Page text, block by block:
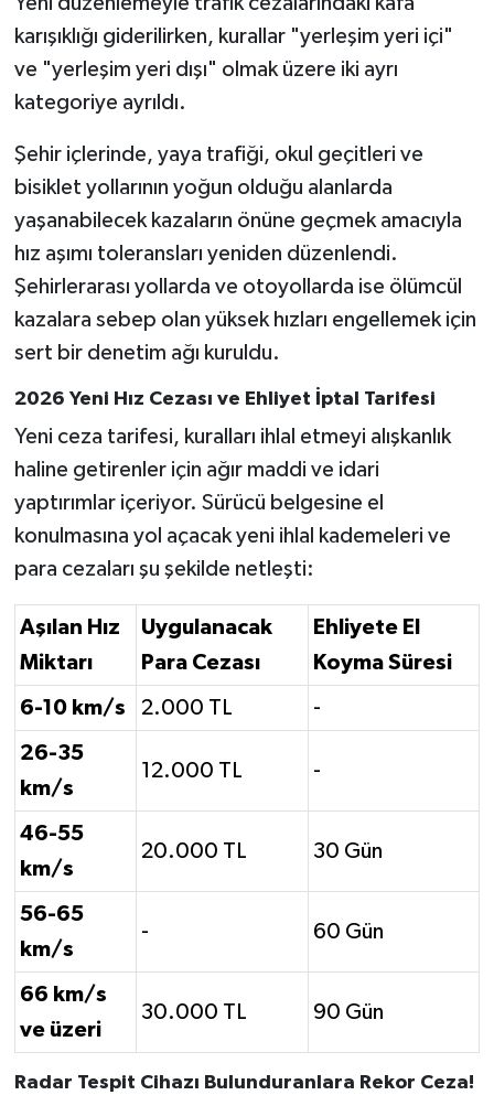
karışıklığı giderilirken, kurallar "yerleşim yeri içi"
ve "yerleşim yeri dışı" olmak üzere iki ayrı
kategoriye ayrıldı.
Şehir içlerinde, yaya trafiği, okul geçitleri ve
bisiklet yollarının yoğun olduğu alanlarda
yaşanabilecek kazaların önüne geçmek amacıyla
hız aşımı toleransları yeniden düzenlendi.
Şehirlerarası yollarda ve otoyollarda ise ölümcül
kazalara sebep olan yüksek hızları engellemek için
sert bir denetim ağı kuruldu.
2026 Yeni Hız Cezası ve Ehliyet İptal Tarifesi
Yeni ceza tarifesi, kuralları ihlal etmeyi alışkanlık
haline getirenler için ağır maddi ve idari
yaptırımlar içeriyor. Sürücü belgesine el
konulmasına yol açacak yeni ihlal kademeleri ve
para cezaları şu şekilde netleşti:
Aşılan Hız
Miktarı
Uygulanacak
Para Cezası
Ehliyete El
Koyma Süresi
6-10 km/s 2.000 TL -
26-35
km/s
12.000 TL -
46-55
km/s
20.000 TL 30 Gün
56-65
km/s
- 60 Gün
66 km/s
ve üzeri
30.000 TL 90 Gün
Radar Tespit Cihazı Bulunduranlara Rekor Ceza!